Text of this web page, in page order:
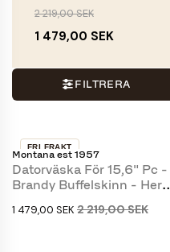
2 219,00 SEK
1 479,00 SEK
FILTRERA
Montana est 1957
Datorväska För 15,6" Pc -
Brandy Buffelskinn - Herr
1 479,00 SEK 2 219,00 SEK
-33 %
FRI FRAKT